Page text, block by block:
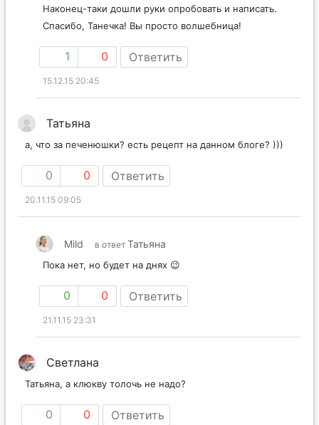
Наконец-таки дошли руки опробовать и написать.
Спасибо, Танечка! Вы просто волшебница!
1 0 Ответить
15.12.15 20:45
Татьяна
а, что за печенюшки? есть рецепт на данном блоге? )))
0 0 Ответить
20.11.15 09:05
Mild в ответ Татьяна
Пока нет, но будет на днях 😉
0 0 Ответить
21.11.15 23:31
Светлана
Татьяна, а клюкву толочь не надо?
0 0 Ответить